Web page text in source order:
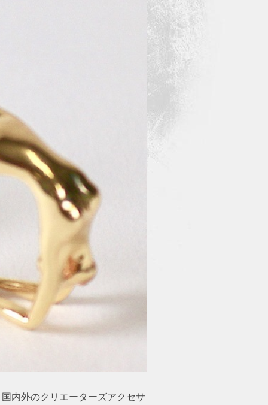
内外のクリエーターズアクセサ